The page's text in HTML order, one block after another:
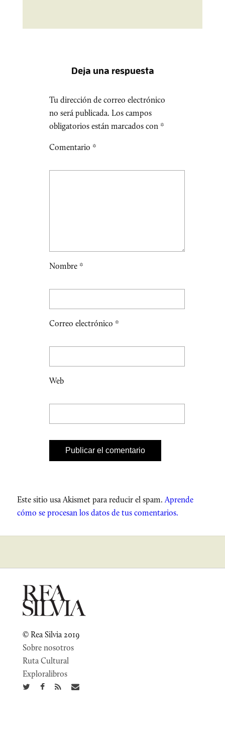
Deja una respuesta
Tu dirección de correo electrónico
no será publicada. Los campos
obligatorios están marcados con *
Comentario *
Nombre *
Correo electrónico *
Web
Este sitio usa Akismet para reducir el spam.Aprende
cómo se procesan los datos de tus comentarios.
© Rea Silvia 2019
Sobre nosotros
Ruta Cultural
Exploralibros